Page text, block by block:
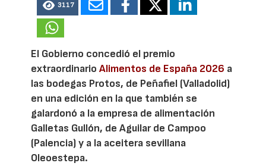
3117
El Gobierno concedió el premio
extraordinarioAlimentos de España 2026 a
las bodegas Protos, de Peñafiel (Valladolid)
en una edición en la que también se
galardonó a la empresa de alimentación
Galletas Gullón, de Aguilar de Campoo
(Palencia) y a la aceitera sevillana
Oleoestepa.